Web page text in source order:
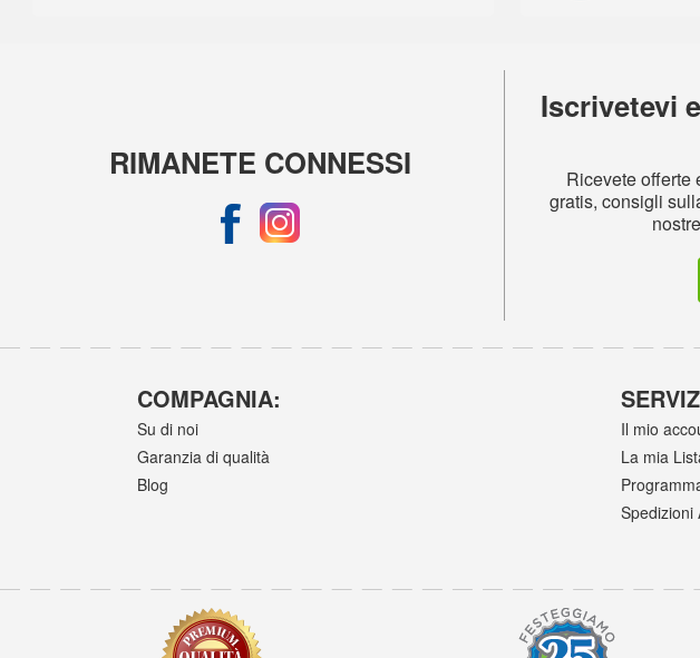
RIMANETE CONNESSI
Iscrivetevi
Ricevete offerte
gratis, consigli
COMPAGNIA:
Su di noi
Garanzia di qualità
Blog
Il mio
La mia
Spedizioni